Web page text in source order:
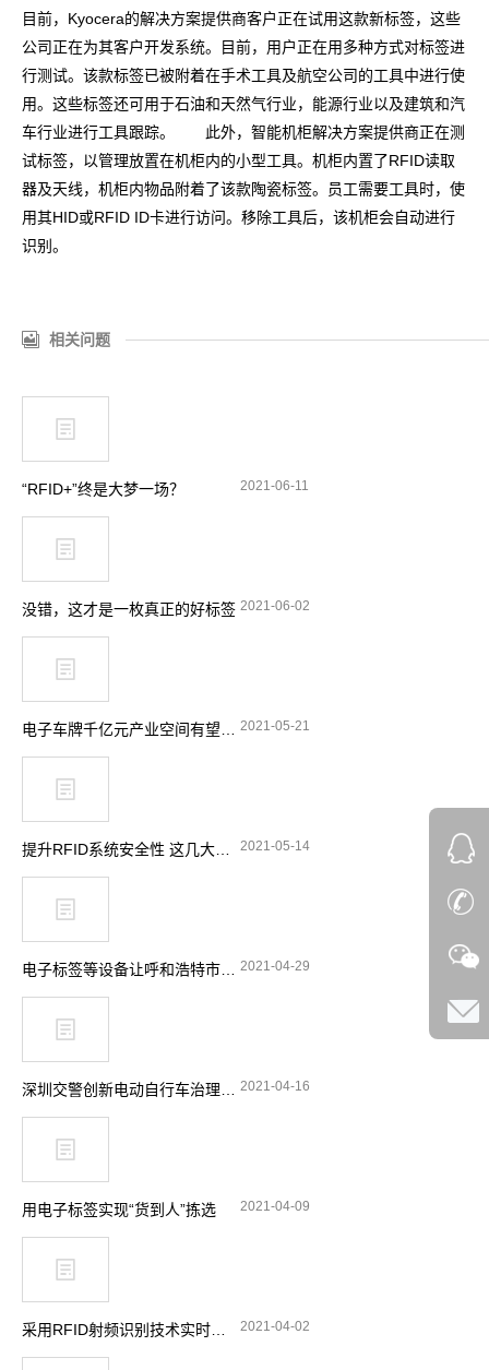
目前，Kyocera的解决方案提供商客户正在试用这款新标签，这些
公司正在为其客户开发系统。目前，用户正在用多种方式对标签进
行测试。该款标签已被附着在手术工具及航空公司的工具中进行使
用。这些标签还可用于石油和天然气行业，能源行业以及建筑和汽
车行业进行工具跟踪。 此外，智能机柜解决方案提供商正在测
试标签，以管理放置在机柜内的小型工具。机柜内置了RFID读取
器及天线，机柜内物品附着了该款陶瓷标签。员工需要工具时，使
用其HID或RFID ID卡进行访问。移除工具后，该机柜会自动进行
识别。
相关问题
“RFID+”终是大梦一场？ 2021-06-11
没错，这才是一枚真正的好标签 2021-06-02
2021-05-21
2021-05-14
2021-04-29
2021-04-16
用电子标签实现“货到人”拣选 2021-04-09
2021-04-02